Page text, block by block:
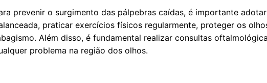
prevenir o surgimento das pálpebras caídas, é importante
praticar exercícios físicos regularmente, proteger os
Além disso, é fundamental realizar consultas
problema na região dos olhos.